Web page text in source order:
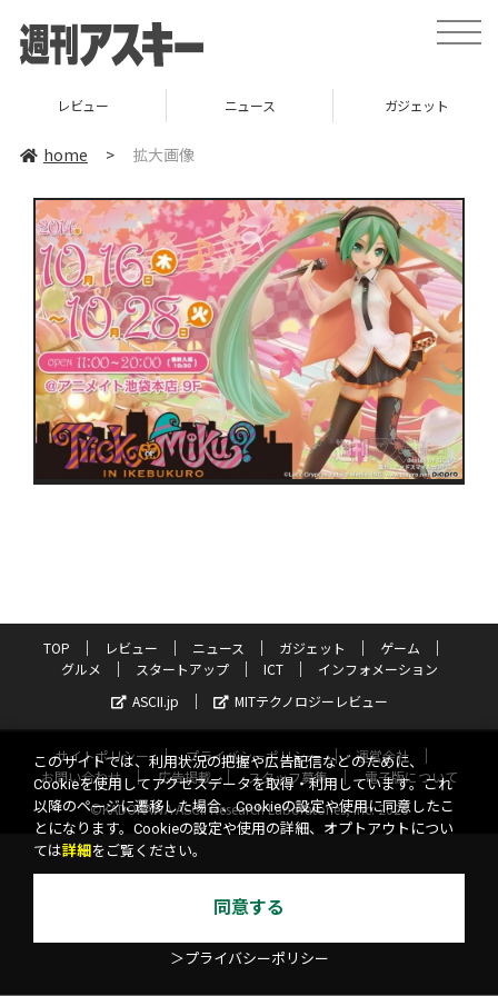
toggle
レビュー ニュース ガジェット
home > 拡大画像
TOP レビュー ニュース ガジェット
ゲーム
グルメ
スタートアップ ICT
インフォメーション
ASCII.jp
MITテクノロジーレビュー
サイトポリシー プライバシーポリシー
運営会社
お問い合わせ
広告掲載 スタッフ募集
電子版について
©KADOKAWA ASCII Research Laboratories, Inc. 2026
このサイトでは、利用状況の把握や広告配信などのために、
Cookieを使用してアクセスデータを取得・利用しています。これ
以降のページに遷移した場合、Cookieの設定や使用に同意したこ
とになります。Cookieの設定や使用の詳細、オプトアウトについ
ては詳細 をご覧ください。
同意する
＞プライバシーポリシー